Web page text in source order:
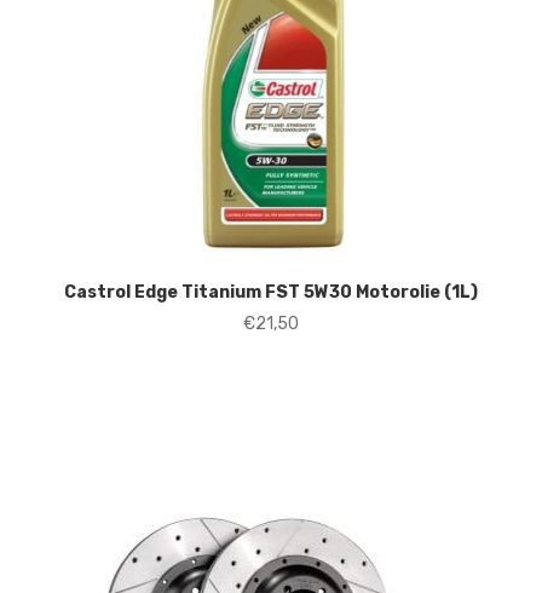
Castrol Edge Titanium FST 5W30 Motorolie (1L)
€21,50